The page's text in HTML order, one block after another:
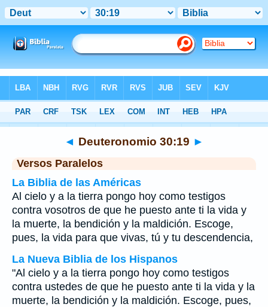
>Deuteronomio >Capítulo 30 > Verso 19
◄ Deuteronomio 30:19 ►
Versos Paralelos
La Biblia de las Américas
Al cielo y a la tierra pongo hoy como testigos
contra vosotros de que he puesto ante ti la vida y
la muerte, la bendición y la maldición. Escoge,
pues, la vida para que vivas, tú y tu descendencia,
La Nueva Biblia de los Hispanos
"Al cielo y a la tierra pongo hoy como testigos
contra ustedes de que he puesto ante ti la vida y la
muerte, la bendición y la maldición. Escoge, pues,